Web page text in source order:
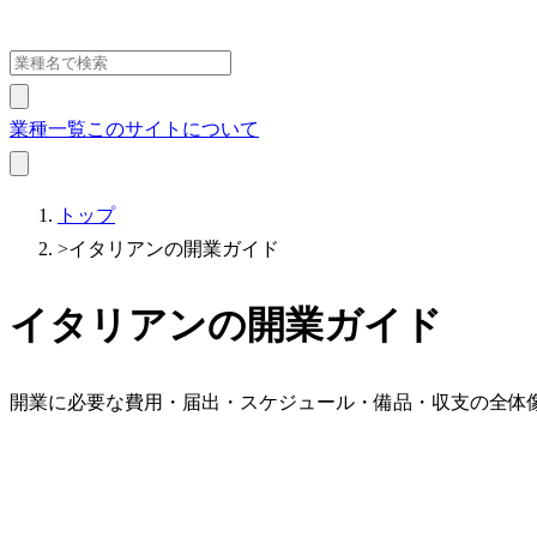
業種一覧このサイトについて
トップ
>イタリアンの開業ガイド
イタリアンの開業ガイド
開業に必要な費用・届出・スケジュール・備品・収支の全体